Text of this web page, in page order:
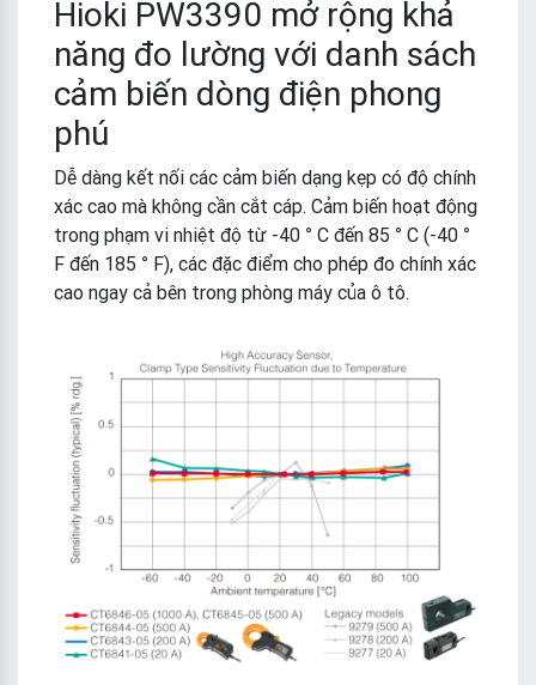
Hioki PW3390 mở rộng khả
năng đo lường với danh sách
cảm biến dòng điện phong
phú
Dễ dàng kết nối các cảm biến dạng kẹp có độ chính
xác cao mà không cần cắt cáp. Cảm biến hoạt động
trong phạm vi nhiệt độ từ -40 ° C đến 85 ° C (-40 °
F đến 185 ° F), các đặc điểm cho phép đo chính xác
cao ngay cả bên trong phòng máy của ô tô.